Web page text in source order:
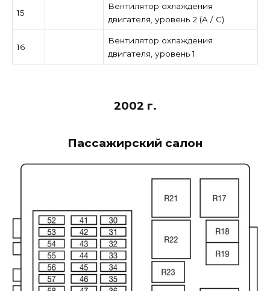
15
Вентилятор охлаждения
двигателя, уровень 2 (A / C)
16
Вентилятор охлаждения
двигателя, уровень 1
2002 г.
Пассажирский салон